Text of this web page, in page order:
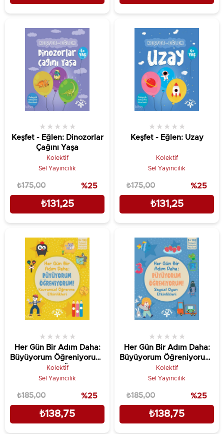
Keşfet - Eğlen: Dinozorlar
Çağını Yaşa
★ ★ ★ ★ ★
Kolektif
Sel Yayıncılık
₺131,25
₺175,00 %25
Keşfet - Eğlen: Uzay
★ ★ ★ ★ ★
Kolektif
Sel Yayıncılık
₺131,25
₺175,00 %25
Her Gün Bir Adım Daha:
Büyüyorum Öğreniyorum!
- Kavramsal Öğrenme
Etkinlikleri
★ ★ ★ ★ ★
Kolektif
Sel Yayıncılık
₺138,75
₺185,00 %25
Her Gün Bir Adım Daha:
Büyüyorum Öğreniyorum!
- Sayısal Oyun Etkinlikleri
★ ★ ★ ★ ★
Kolektif
Sel Yayıncılık
₺138,75
₺185,00 %25